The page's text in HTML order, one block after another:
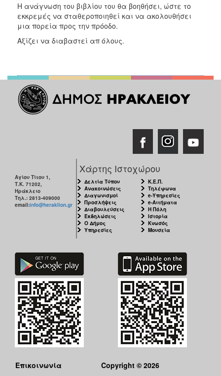
Η ανάγνωση του βιβλίου του θα βοηθήσει, ώστε το
εκκρεμές να σταθεροποιηθεί και να ακολουθήσει
μια πορεία προς την πρόοδο.
Αξίζει να διαβαστεί απ όλους.
Αγίου Τίτου 1,
Τ.Κ. 71202,
Ηράκλειο
Τηλ.: 2813-409000
email:info@heraklion.gr
Χάρτης Ιστοχώρου
Δελτία Τύπου
Ανακοινώσεις
Διαγωνισμοί
Προσλήψεις
Διαβουλεύσεις
Εκδηλώσεις
Ο Δήμος
Υπηρεσίες
Κ.Ε.Π.
Τηλέφωνα
e-Υπηρεσίες
e-Αιτήματα
Η Πόλη
Ιστορία
Κνωσός
Μουσεία
Επικοινωνία Copyright © 2026